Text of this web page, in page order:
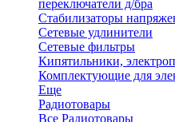
переключатели д/бра
Стабилизаторы
Сетевые удлинители
Сетевые фильтры
Кипятильники,
Комплектующие для
Еще
Радиотовары
Все Радиотовары